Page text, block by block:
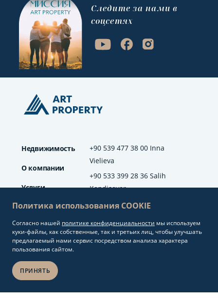
+90 539 477 38 00 Inna
Vielieva
+90 533 399 28 36 Salih
Kendisever
info@artproperty.net
Mahmutlar Mah.
Недвижимость
О компании
Услуги
Отзывы
Блог
Cледите за нами в
соцсетях
Политика использования COOKIE
Согласно нашей политике конфиденциальности мы используем
куки-файлы, как собственные, так и третьих лиц, чтобы улучшать
предлагаемый нами сервис посредством анализа характера
пользования сайтом.
ПРИНЯТЬ